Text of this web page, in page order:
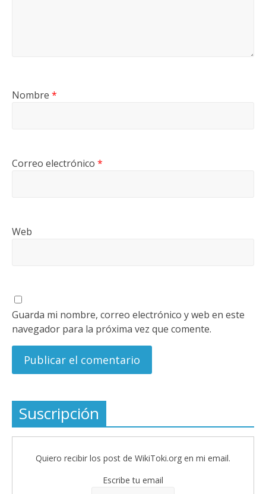
Nombre *
Correo electrónico *
Web
Guarda mi nombre, correo electrónico y web en este
navegador para la próxima vez que comente.
Suscripción
Quiero recibir los post de WikiToki.org en mi email.
Escribe tu email